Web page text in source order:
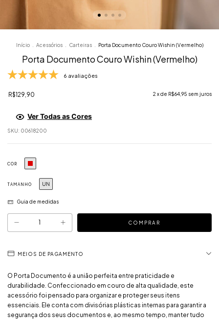
Início Acessórios Carteiras Porta Documento Couro Wishin (Vermelho)
Porta Documento Couro Wishin (Vermelho)
6 avaliações
R$129,90 2 x de R$64,95 sem juros
Ver Todas as Cores
SKU: 00618200
COR
TAMANHO UN
Guia de medidas
MEIOS DE PAGAMENTO
O Porta Documento é a união perfeita entre praticidade e
durabilidade. Confeccionado em couro de alta qualidade, este
acessório foi pensado para organizar e proteger seus itens
essenciais. Ele conta com divisórias plásticas internas para garantir a
segurança dos seus documentos e, ao mesmo tempo, manter tudo